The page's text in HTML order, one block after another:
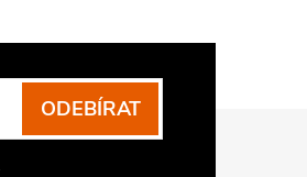
ODEBÍRAT